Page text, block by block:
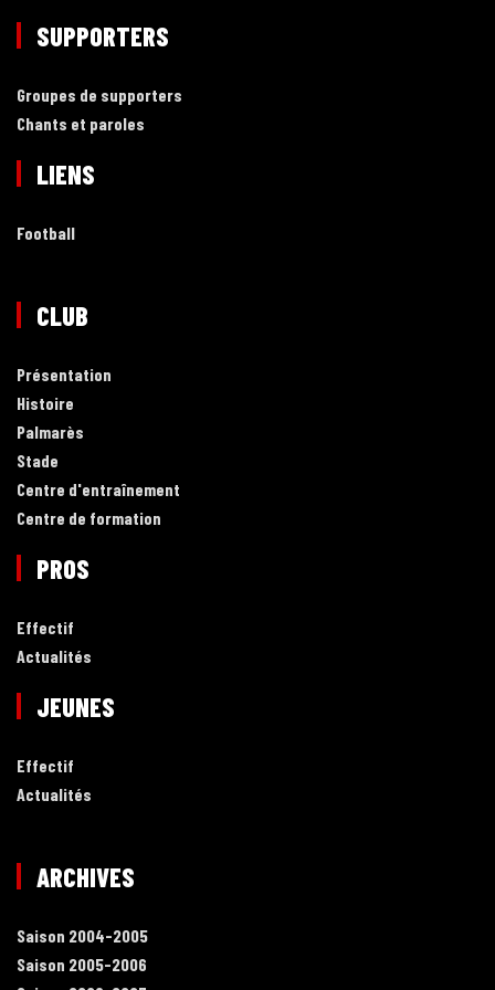
SUPPORTERS
Groupes de supporters
Chants et paroles
LIENS
Football
CLUB
Présentation
Histoire
Palmarès
Stade
Centre d'entraînement
Centre de formation
PROS
Effectif
Actualités
JEUNES
Effectif
Actualités
ARCHIVES
Saison 2004-2005
Saison 2005-2006